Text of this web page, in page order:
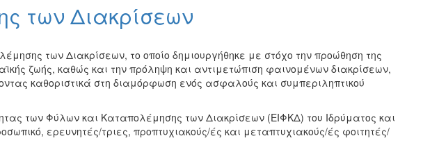
των Διακρίσεων
των Διακρίσεων, το οποίο δημιουργήθηκε με στόχο την προώθηση της
ζωής, καθώς και την πρόληψη και αντιμετώπιση φαινομένων διακρίσεων,
καθοριστικά στη διαμόρφωση ενός ασφαλούς και συμπεριληπτικού
των Φύλων και Καταπολέμησης των Διακρίσεων (ΕΙΦΚΔ) του Ιδρύματος και
ερευνητές/τριες, προπτυχιακούς/ές και μεταπτυχιακούς/ές φοιτητές/